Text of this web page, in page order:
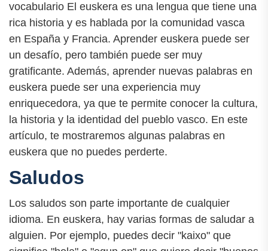
vocabulario El euskera es una lengua que tiene una
rica historia y es hablada por la comunidad vasca
en España y Francia. Aprender euskera puede ser
un desafío, pero también puede ser muy
gratificante. Además, aprender nuevas palabras en
euskera puede ser una experiencia muy
enriquecedora, ya que te permite conocer la cultura,
la historia y la identidad del pueblo vasco. En este
artículo, te mostraremos algunas palabras en
euskera que no puedes perderte.
Saludos
Los saludos son parte importante de cualquier
idioma. En euskera, hay varias formas de saludar a
alguien. Por ejemplo, puedes decir "kaixo" que